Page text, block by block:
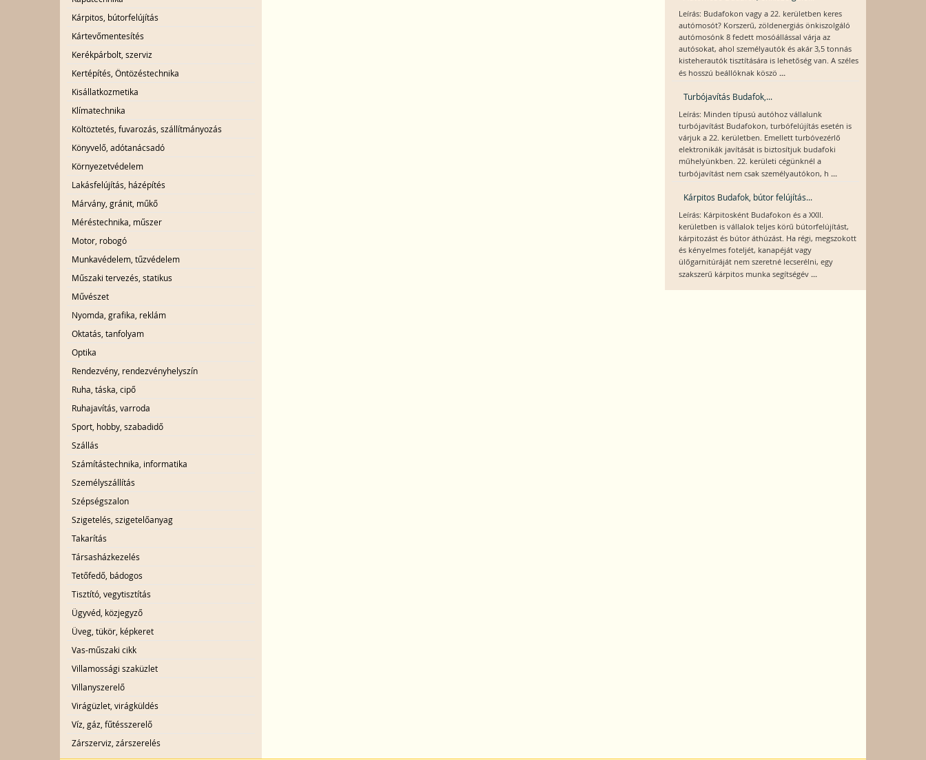
Kárpitos, bútorfelújítás
Kártevőmentesítés
Kerékpárbolt, szerviz
Kertépítés, Öntözéstechnika
Kisállatkozmetika
Klímatechnika
Költöztetés, fuvarozás, szállítmányozás
Könyvelő, adótanácsadó
Környezetvédelem
Lakásfelújítás, házépítés
Márvány, gránit, műkő
Méréstechnika, műszer
Motor, robogó
Munkavédelem, tűzvédelem
Műszaki tervezés, statikus
Művészet
Nyomda, grafika, reklám
Oktatás, tanfolyam
Optika
Rendezvény, rendezvényhelyszín
Ruha, táska, cipő
Ruhajavítás, varroda
Sport, hobby, szabadidő
Szállás
Számítástechnika, informatika
Személyszállítás
Szépségszalon
Szigetelés, szigetelőanyag
Takarítás
Társasházkezelés
Tetőfedő, bádogos
Tisztító, vegytisztítás
Ügyvéd, közjegyző
Üveg, tükör, képkeret
Vas-műszaki cikk
Villamossági szaküzlet
Villanyszerelő
Virágüzlet, virágküldés
Víz, gáz, fűtésszerelő
Zárszerviz, zárszerelés
Leírás: Budafokon vagy a 22. kerületben keres
autómosót? Korszerű, zöldenergiás önkiszolgáló
autómosónk 8 fedett mosóállással várja az
autósokat, ahol személyautók és akár 3,5 tonnás
kisteherautók tisztítására is lehetőség van. A széles
és hosszú beállóknak köszö ...
Turbójavítás Budafok,...
Leírás: Minden típusú autóhoz vállalunk
turbójavítást Budafokon, turbófelújítás esetén is
várjuk a 22. kerületben. Emellett turbóvezérlő
elektronikák javítását is biztosítjuk budafoki
műhelyünkben. 22. kerületi cégünknél a
turbójavítást nem csak személyautókon, h ...
Kárpitos Budafok, bútor felújítás...
Leírás: Kárpitosként Budafokon és a XXII.
kerületben is vállalok teljes körű bútorfelújítást,
kárpitozást és bútor áthúzást. Ha régi, megszokott
és kényelmes foteljét, kanapéját vagy
ülőgarnitúráját nem szeretné lecserélni, egy
szakszerű kárpitos munka segítségév ...